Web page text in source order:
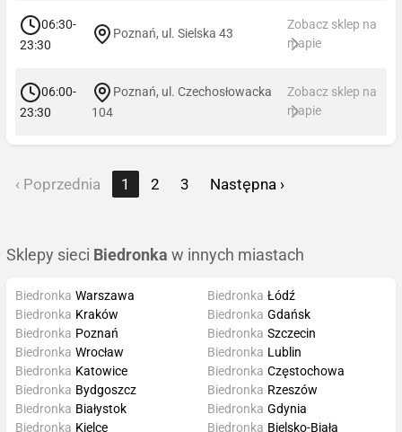
06:30-
23:30
Poznań, ul. Sielska 43
Zobacz sklep na
mapie
06:00-
23:30
Poznań, ul. Czechosłowacka
104
Zobacz sklep na
mapie
‹ Poprzednia 1 2 3 Następna ›
Sklepy sieci Biedronka w innych miastach
Biedronka Warszawa
Biedronka Kraków
Biedronka Poznań
Biedronka Wrocław
Biedronka Łódź
Biedronka Gdańsk
Biedronka Szczecin
Biedronka Lublin
Biedronka Katowice
Biedronka Bydgoszcz
Biedronka Białystok
Biedronka Kielce
Biedronka Częstochowa
Biedronka Rzeszów
Biedronka Gdynia
Biedronka Bielsko-Biała